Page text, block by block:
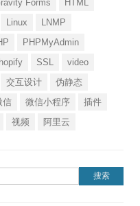
Forms
HTML
Linux
LNMP
PHPMyAdmin
SSL
video
交互设计
伪静态
信 微信小程序
插件
视频 阿里云